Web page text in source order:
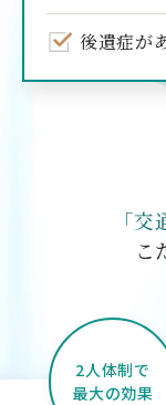
後遺症が
「
こ
2人体制で
最大の効果